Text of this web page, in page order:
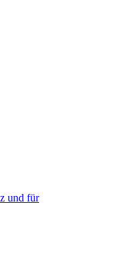
und für